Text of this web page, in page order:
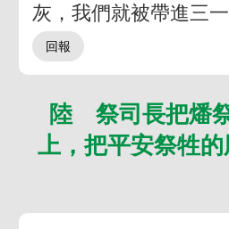
灰，我們就被帶進三一
陸 祭司長把燔
上，把平安祭牲